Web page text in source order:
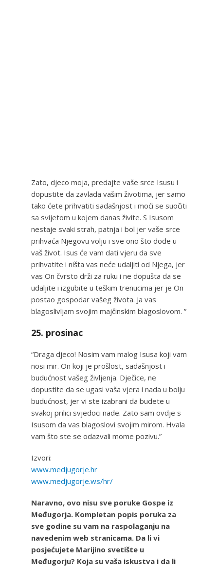
Zato, djeco moja, predajte vaše srce Isusu i
dopustite da zavlada vašim životima, jer samo
tako ćete prihvatiti sadašnjost i moći se suočiti
sa svijetom u kojem danas živite. S Isusom
nestaje svaki strah, patnja i bol jer vaše srce
prihvaća Njegovu volju i sve ono što dođe u
vaš život. Isus će vam dati vjeru da sve
prihvatite i ništa vas neće udaljiti od Njega, jer
vas On čvrsto drži za ruku i ne dopušta da se
udaljite i izgubite u teškim trenucima jer je On
postao gospodar vašeg života. Ja vas
blagoslivljam svojim majčinskim blagoslovom. ”
25. prosinac
“Draga djeco! Nosim vam malog Isusa koji vam
nosi mir. On koji je prošlost, sadašnjost i
budućnost vašeg življenja. Dječice, ne
dopustite da se ugasi vaša vjera i nada u bolju
budućnost, jer vi ste izabrani da budete u
svakoj prilici svjedoci nade. Zato sam ovdje s
Isusom da vas blagoslovi svojim mirom. Hvala
vam što ste se odazvali mome pozivu.”
Izvori:
www.medjugorje.hr
www.medjugorje.ws/hr/
Naravno, ovo nisu sve poruke Gospe iz
Međugorja. Kompletan popis poruka za
sve godine su vam na raspolaganju na
navedenim web stranicama. Da li vi
posjećujete Marijino svetište u
Međugorju? Koja su vaša iskustva i da li